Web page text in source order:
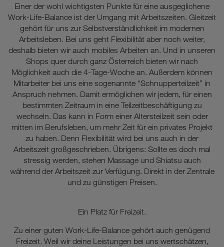
Einer der wohl wichtigsten Punkte für eine ausgeglichene
Work-Life-Balance ist der Umgang mit Arbeitszeiten. Gleitzeit
gehört für uns zur Selbstverständlichkeit im modernen
Arbeitsleben. Bei uns geht Flexibilität aber noch weiter,
deshalb bieten wir auch mobiles Arbeiten an. Und in unseren
Shops quer durch ganz Österreich bieten wir nach
Möglichkeit auch die 4-Tage-Woche an. Außerdem können
Mitarbeiter bei uns eine sogenannte “Schnupperteilzeit” in
Anspruch nehmen. Damit ermöglichen wir jedem, für einen
bestimmten Zeitraum in eine Teilzeitbeschäftigung zu
wechseln. Das kann in Form einer Altersteilzeit sein oder
mitten im Berufsleben, um mehr Zeit für ein privates Projekt
zu haben. Denn Flexibilität wird bei uns auch in der
Arbeitszeit großgeschrieben. Übrigens: Sollte es doch mal
stressig werden, stehen Massage und Shiatsu auch
während der Arbeitszeit zur Verfügung. Direkt in der Zentrale
und zu günstigen Preisen.
Ein Platz für Freizeit.
Zu einer guten Work-Life-Balance gehört auch genügend
Freizeit. Weil wir deine Leistungen bei uns wertschätzen,